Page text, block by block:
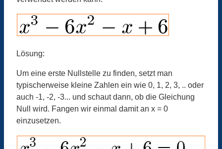
Lösung:
Um eine erste Nullstelle zu finden, setzt man
typischerweise kleine Zahlen ein wie 0, 1, 2, 3, .. oder
auch -1, -2, -3... und schaut dann, ob die Gleichung
Null wird. Fangen wir einmal damit an x = 0
einzusetzen.